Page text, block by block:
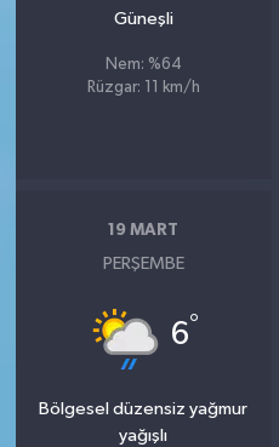
Güneşli
Nem: %64
Rüzgar: 11 km/h
19 MART
PERŞEMBE
6°
Bölgesel düzensiz yağmur
yağışlı